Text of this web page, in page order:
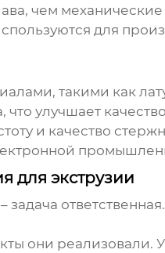
чем механические
для
такими как
улучшает
и качество
для экструзии
– задача
они реализовали.